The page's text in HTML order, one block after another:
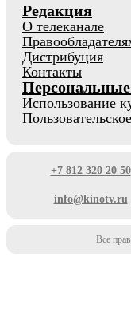
Редакция
О телеканале
Дистрибуция
Контакты
Использование
+7 812 320 20 50
info@kinotv.ru
Все